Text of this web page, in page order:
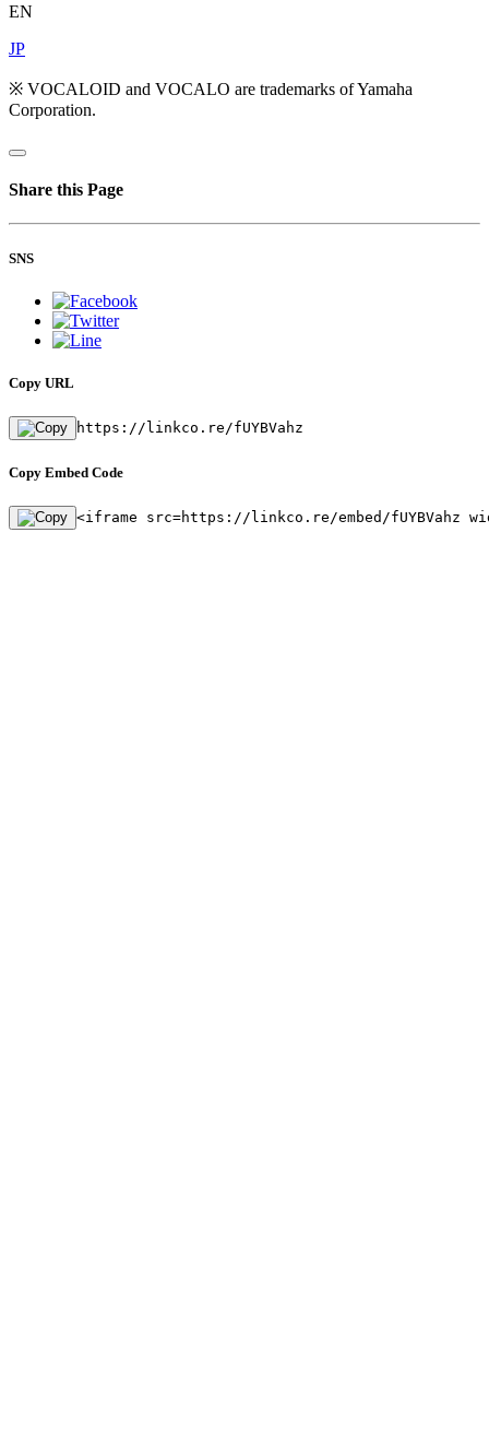
EN
JP
※ VOCALOID and VOCALO are trademarks of Yamaha
Corporation.
Share this Page
SNS
Copy URL
https://linkco.re/fUYBVahz
Copy Embed Code
<iframe src=https://linkco.re/embed/fUYBVahz